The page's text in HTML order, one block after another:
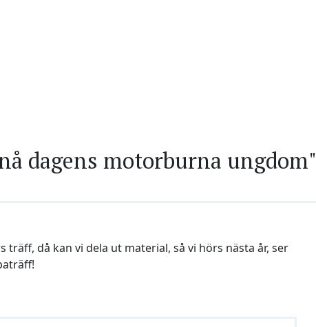
dagens motorburna ungdom"
då kan vi dela ut material, så vi hörs nästa år, ser